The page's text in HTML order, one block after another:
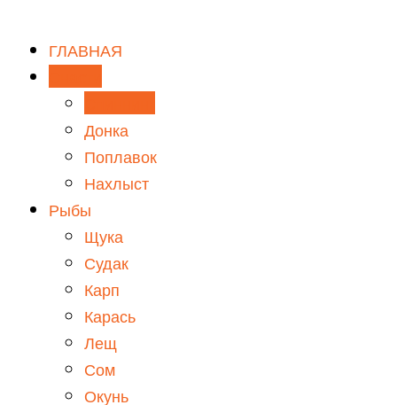
ГЛАВНАЯ
Донка
Поплавок
Нахлыст
Рыбы
Щука
Судак
Карп
Карась
Лещ
Сом
Окунь